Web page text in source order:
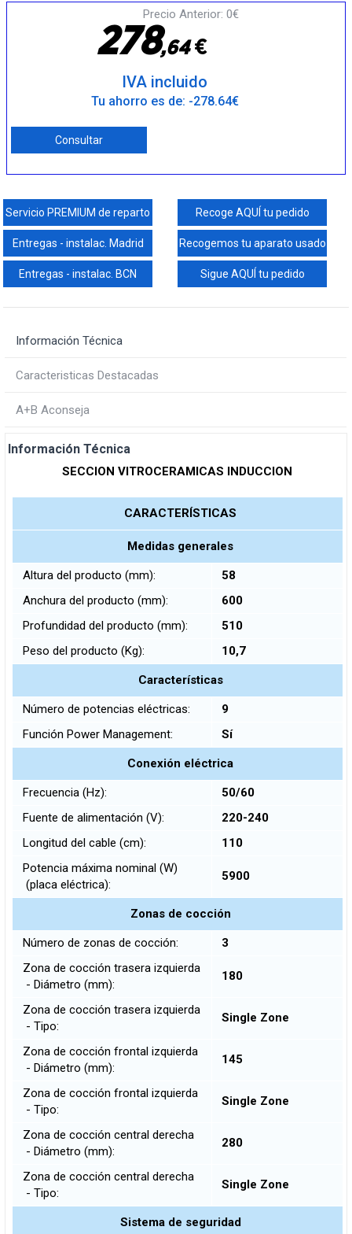
Precio Anterior: 0€
278,64€
IVA incluido
Tu ahorro es de: -278.64€
Consultar
Servicio PREMIUM de reparto Recoge AQUÍ tu pedido
Entregas - instalac. Madrid Recogemos tu aparato usado
Entregas - instalac. BCN Sigue AQUÍ tu pedido
Información Técnica
Caracteristicas Destacadas
A+B Aconseja
Información Técnica
SECCION VITROCERAMICAS INDUCCION
CARACTERÍSTICAS
Medidas generales
Altura del producto (mm):
58
Anchura del producto (mm):
600
Profundidad del producto (mm):
510
Peso del producto (Kg):
10,7
Características
Número de potencias eléctricas:
9
Función Power Management:
Sí
Conexión eléctrica
Frecuencia (Hz):
50/60
Fuente de alimentación (V):
220-240
Longitud del cable (cm):
110
Potencia máxima nominal (W)
(placa eléctrica):
5900
Zonas de cocción
Número de zonas de cocción:
3
Zona de cocción trasera izquierda
- Diámetro (mm):
180
Zona de cocción trasera izquierda
- Tipo:
Single Zone
Zona de cocción frontal izquierda
- Diámetro (mm):
145
Zona de cocción frontal izquierda
- Tipo:
Single Zone
Zona de cocción central derecha
- Diámetro (mm):
280
Zona de cocción central derecha
- Tipo:
Single Zone
Sistema de seguridad